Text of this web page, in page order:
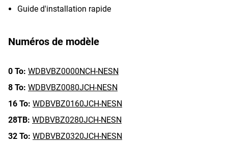
Guide d'installation rapide
Numéros de modèle
0 To: WDBVBZ0000NCH-NESN
8 To: WDBVBZ0080JCH-NESN
16 To: WDBVBZ0160JCH-NESN
28TB: WDBVBZ0280JCH-NESN
32 To: WDBVBZ0320JCH-NESN